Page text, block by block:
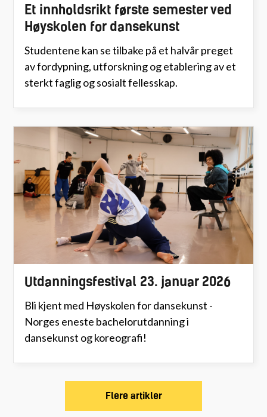
Et innholdsrikt første semester ved
Høyskolen for dansekunst
Studentene kan se tilbake på et halvår preget
av fordypning, utforskning og etablering av et
sterkt faglig og sosialt fellesskap.
Utdanningsfestival 23. januar 2026
Bli kjent med Høyskolen for dansekunst -
Norges eneste bachelorutdanning i
dansekunst og koreografi!
Flere artikler